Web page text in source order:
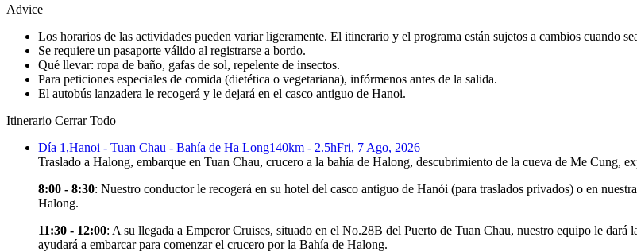
Advice
Los horarios de las actividades pueden variar ligeramente. El itinerario y el programa están sujetos a cambios cuando
Se requiere un pasaporte válido al registrarse a bordo.
Qué llevar: ropa de baño, gafas de sol, repelente de insectos.
Para peticiones especiales de comida (dietética o vegetariana), infórmenos antes de la salida.
El autobús lanzadera le recogerá y le dejará en el casco antiguo de Hanoi.
Itinerario Cerrar Todo
Día 1,Hanoi - Tuan Chau - Bahía de Ha Long140km - 2.5hFri, 7 Ago, 2026
Traslado a Halong, embarque en Tuan Chau, crucero a la bahía de Halong, descubrimiento de la cueva de Me Cung,
8:00 - 8:30: Nuestro conductor le recogerá en su hotel del casco antiguo de Hanói (para traslados privados) o en
Halong.
11:30 - 12:00: A su llegada a Emperor Cruises, situado en el No.28B del Puerto de Tuan Chau, nuestro equipo le
ayudará a embarcar para comenzar el crucero por la Bahía de Halong.